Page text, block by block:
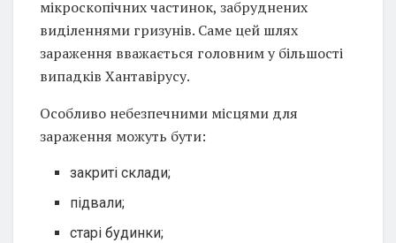
мікроскопічних частинок, забруднених
виділеннями гризунів. Саме цей шлях
зараження вважається головним у більшості
випадків Хантавірусу.
Особливо небезпечними місцями для
зараження можуть бути:
закриті склади;
підвали;
старі будинки;